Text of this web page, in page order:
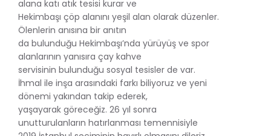
alana katı atık tesisi kurar ve
Hekimbaşı çöp alanını yeşil alan olarak düzenler.
Ölenlerin anısına bir anıtın
da bulunduğu Hekimbaşı’nda yürüyüş ve spor
alanlarının yanısıra çay kahve
servisinin bulunduğu sosyal tesisler de var.
İhmal ile inşa arasındaki farkı biliyoruz ve yeni
dönemi yakından takip ederek,
yaşayarak göreceğiz. 26 yıl sonra
unutturulanların hatırlanması temennisiyle